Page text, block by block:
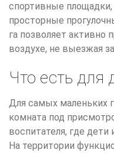
спортивные площадки,
просторные
га позволяет
воздухе, не выезжая
Что есть для
Для самых маленьких
комната под
воспитателя, где
На территории